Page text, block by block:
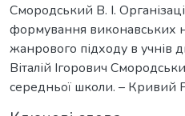
Смородський В. І.
формування виконавських
жанрового підходу в учнів
Віталій Ігорович
середньої школи. – Кривий